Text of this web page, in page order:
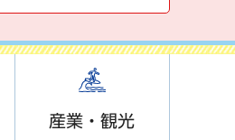
産業・観光